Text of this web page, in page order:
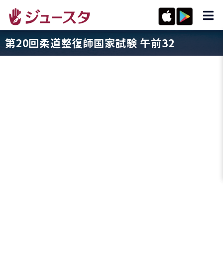
第20回柔道整復師国家試験 午前32